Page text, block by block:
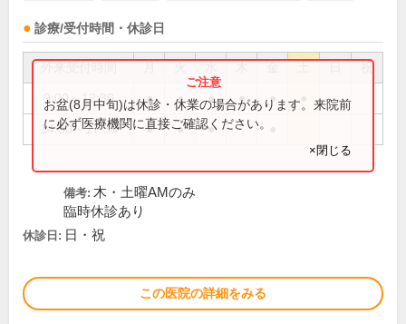
診療/受付時間・休診日
祝
9:00～12:30 ● ● ● ● ●
14:00～17:30 ● ● ●
お盆(8月中旬)は休診・休業の場合があります。来院前
に必ず医療機関に直接ご確認ください。
×閉じる
備考: 木・土曜AMのみ
臨時休診あり
休診日: 日・祝
この医院の詳細をみる